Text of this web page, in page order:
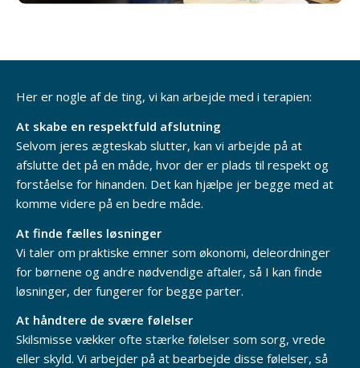
Her er nogle af de ting, vi kan arbejde med i terapien:
At skabe en respektfuld afslutning
Selvom jeres ægteskab slutter, kan vi arbejde på at
afslutte det på en måde, hvor der er plads til respekt og
forståelse for hinanden. Det kan hjælpe jer begge med at
komme videre på en bedre måde.
At finde fælles løsninger
Vi taler om praktiske emner som økonomi, deleordninger
for børnene og andre nødvendige aftaler, så I kan finde
løsninger, der fungerer for begge parter.
At håndtere de svære følelser
Skilsmisse vækker ofte stærke følelser som sorg, vrede
eller skyld. Vi arbejder på at bearbejde disse følelser, så